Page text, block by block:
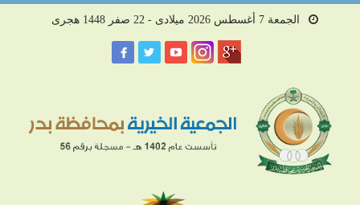
الجمعة 7 أغسطس 2026 ميلادى - 22 صفر 1448 هجرى